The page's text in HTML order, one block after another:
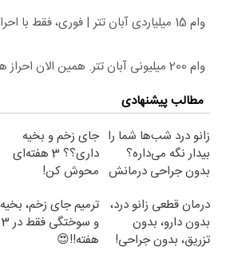
وام 15 میلیاردی آبان تتر | فوری، فقط با احراز هویت
وام 200 میلیونی آبان تتر. همین الان احراز هویت کن!
مطالب پیشنهادی
زانو درد شب‌ها شما را
بیدار نگه می‌داره؟
بدون جراحی درمانش
جای زخم و بخیه
داری؟؟ 3 هفته‌ای
محوش کن!
درمان قطعی زانو درد،
بدون دارو، بدون
تزریق، بدون جراحی!
ترمیم جای زخم، بخیه
و سوختگی فقط در 3
هفته!!😍